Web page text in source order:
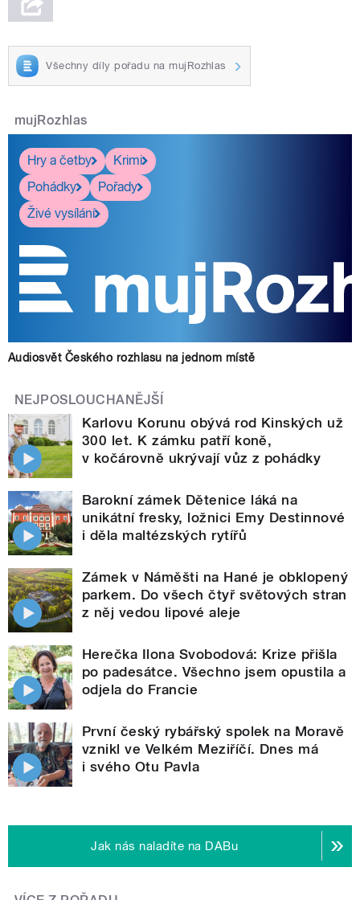
Všechny díly pořadu na mujRozhlas
mujRozhlas
Hry a četby
Krimi
Pohádky
Pořady
Živé vysílání
Audiosvět Českého rozhlasu na jednom místě
NEJPOSLOUCHANĚJŠÍ
Karlovu Korunu obývá rod Kinských už
300 let. K zámku patří koně,
v kočárovně ukrývají vůz z pohádky
Barokní zámek Dětenice láká na
unikátní fresky, ložnici Emy Destinnové
i děla maltézských rytířů
Zámek v Náměšti na Hané je obklopený
parkem. Do všech čtyř světových stran
z něj vedou lipové aleje
Herečka Ilona Svobodová: Krize přišla
po padesátce. Všechno jsem opustila a
odjela do Francie
První český rybářský spolek na Moravě
vznikl ve Velkém Meziříčí. Dnes má
i svého Otu Pavla
Jak nás naladíte na DABu